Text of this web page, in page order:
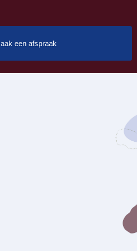
maak een afspraak